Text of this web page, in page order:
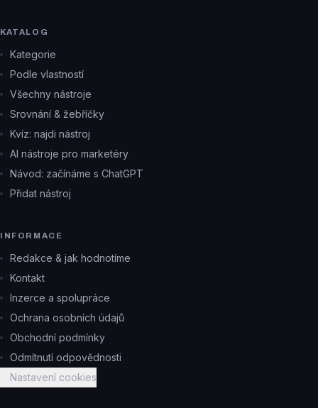
KATALOG
Kategorie
Podle vlastností
Všechny nástroje
Srovnání & žebříčky
Kvíz: najdi nástroj
AI nástroje pro marketéry
Návod: začínáme s ChatGPT
Přidat nástroj
INFORMACE
Redakce & jak hodnotíme
Kontakt
Inzerce a spolupráce
Ochrana osobních údajů
Obchodní podmínky
Odmítnutí odpovědnosti
Nastavení cookies